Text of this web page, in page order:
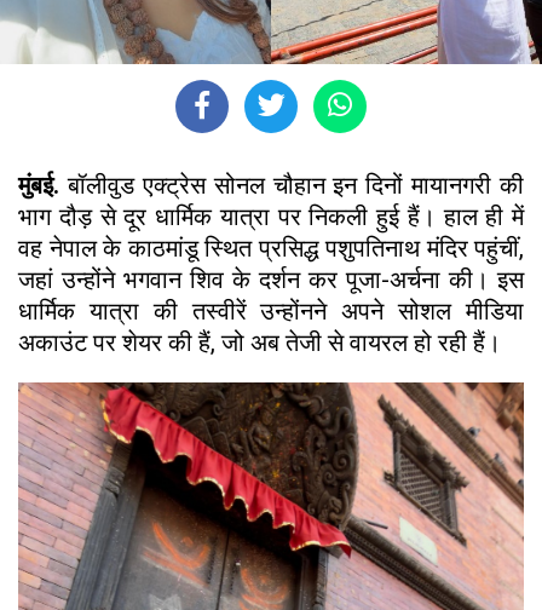
मुंबई. बॉलीवुड एक्ट्रेस सोनल चौहान इन दिनों मायानगरी की
भाग दौड़ से दूर धार्मिक यात्रा पर निकली हुई हैं। हाल ही में
वह नेपाल के काठमांडू स्थित प्रसिद्ध पशुपतिनाथ मंदिर पहुंचीं,
जहां उन्होंने भगवान शिव के दर्शन कर पूजा-अर्चना की। इस
धार्मिक यात्रा की तस्वीरें उन्होंनने अपने सोशल मीडिया
अकाउंट पर शेयर की हैं, जो अब तेजी से वायरल हो रही हैं।